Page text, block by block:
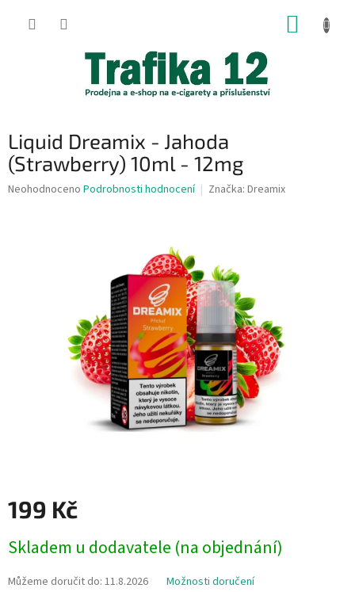
Liquid Dreamix - Jahoda
(Strawberry) 10ml - 12mg
Průměrné
Neohodnoceno Podrobnosti hodnocení Značka: Dreamix
199 Kč
cena:
Skladem u dodavatele (na objednání)
Můžeme doručit do: 11.8.2026 Možnosti doručení